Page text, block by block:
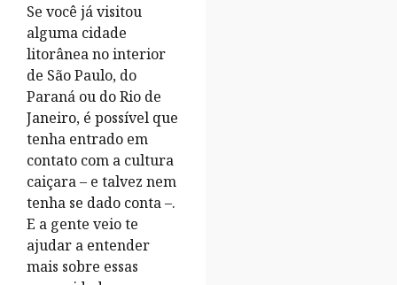
Se você já visitou
alguma cidade
litorânea no interior
de São Paulo, do
Paraná ou do Rio de
Janeiro, é possível que
tenha entrado em
contato com a cultura
caiçara – e talvez nem
tenha se dado conta –.
E a gente veio te
ajudar a entender
mais sobre essas